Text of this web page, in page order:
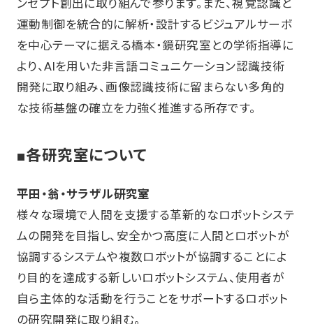
ンセプト創出に取り組んで参ります。また、視覚認識と
運動制御を統合的に解析・設計するビジュアルサーボ
を中心テーマに据える橋本・鏡研究室との学術指導に
より、AIを用いた非言語コミュニケーション認識技術
開発に取り組み、画像認識技術に留まらない多角的
な技術基盤の確立を力強く推進する所存です。
■各研究室について
平田・翁・サラザル研究室
様々な環境で人間を支援する革新的なロボットシステ
ムの開発を目指し、安全かつ高度に人間とロボットが
協調するシステムや複数ロボットが協調することによ
り目的を達成する新しいロボットシステム、使用者が
自ら主体的な活動を行うことをサポートするロボット
の研究開発に取り組む。